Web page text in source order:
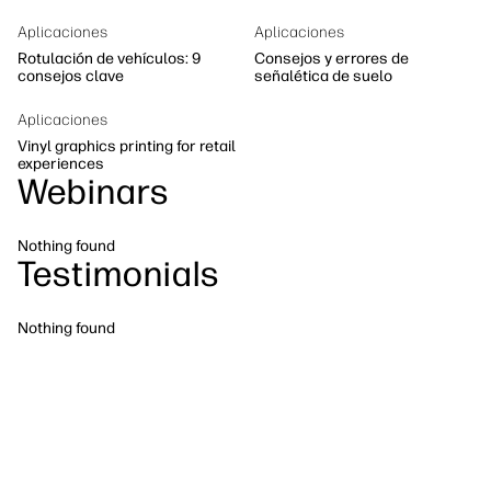
Síguenos
linkedInfacebook
twitteryoutube
Aplicaciones
Rotulación de vehículos: 9
consejos clave
Aplicaciones
Consejos y errores de
señalética de suelo
Aplicaciones
Vinyl graphics printing for retail
experiences
Webinars
Nothing found
Testimonials
Nothing found